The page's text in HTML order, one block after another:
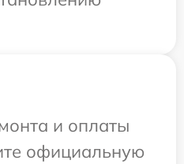
и оплаты
официальную